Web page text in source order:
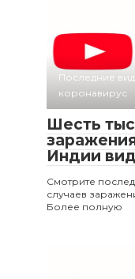
Последние
коронавирус
Шесть
Индии
Смотрите
случаев
Более полную